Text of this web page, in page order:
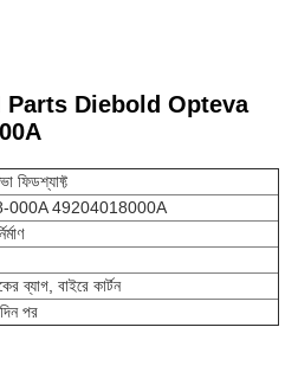
Parts Diebold Opteva
ফিডশ্যাফ্ট
000A 49204018000A
ব্যাগ, বাইরে কার্টন
পর